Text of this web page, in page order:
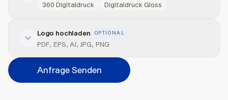
360 Digitaldruck
Digitaldruck Gloss
Veredelung hinzufügen
Position
Bitte wählen...
Logo hochladen OPTIONAL
PDF, EPS, AI, JPG, PNG
Anfrage Senden